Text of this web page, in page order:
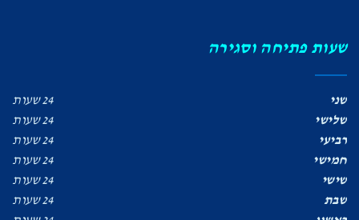
שעות פתיחה וסגירה
שני
24 שעות
שלישי
24 שעות
רביעי
24 שעות
חמישי
24 שעות
שישי
24 שעות
שבת
24 שעות